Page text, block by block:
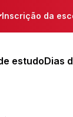
Inscrição da
estudoDias